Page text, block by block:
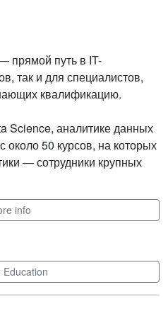
прямой путь в IT-
так и для специалистов,
квалификацию.
Science, аналитике данных
50 курсов, на которых
— сотрудники крупных
info
Education